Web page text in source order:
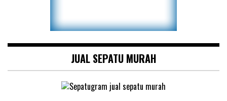
JUAL SEPATU MURAH